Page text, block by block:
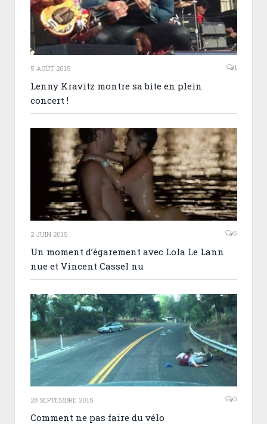
5 AOÛT 2015 1
Lenny Kravitz montre sa bite en plein
concert !
2 JUIN 2015 5
Un moment d’égarement avec Lola Le Lann
nue et Vincent Cassel nu
28 SEPTEMBRE 2015 0
Comment ne pas faire du vélo